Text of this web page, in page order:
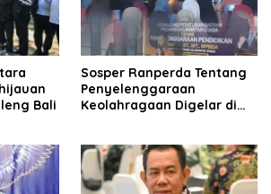
Bali
Sosper Ranperda Tentang
Penyelenggaraan
Keolahragaan Digelar di